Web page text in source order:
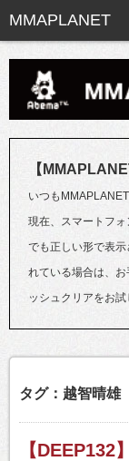
【
いつも
現在、スマートフ
でも正しい形で表
れている場合は、
ッシュクリアをお試
タグ：越智晴雄
【DEEP132